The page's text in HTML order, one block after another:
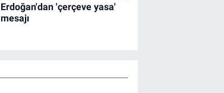
Erdoğan'dan 'çerçeve yasa'
mesajı